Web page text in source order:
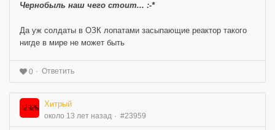
Чернобыль наш чего стоит... :-*
Да уж солдаты в ОЗК лопатами засыпающие реактор такого
нигде в мире не может быть
0 Ответить
Хитрый
около 13 лет назад #23959